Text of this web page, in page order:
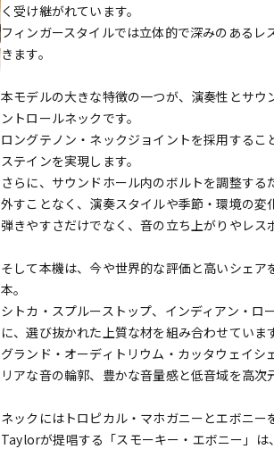
く受け継がれています。
フィンガースタイルでは立体的で深みのある
きます。
本モデルの大きな特徴の一つが、演奏性とサ
ントロールネックです。
ロングテノン・ネックジョイントを採用する
ステインを実現します。
さらに、サウンドホール内のボルトを調整す
外すことなく、演奏スタイルや季節・環境の変
弾きやすさだけでなく、音の立ち上がりやレ
そして本機は、今や世界的な評価と高いシェ
本。
シトカ・スプルーストップ、インディアン・
に、選び抜かれた上質な材を組み合わせています
グランド・オーディトリウム・カッタウェイ
リアな音の輪郭、豊かな音量感と低音域を高次
ネックにはトロピカル・マホガニーとエボニー
Taylorが提唱する「スモーキー・エボニー」